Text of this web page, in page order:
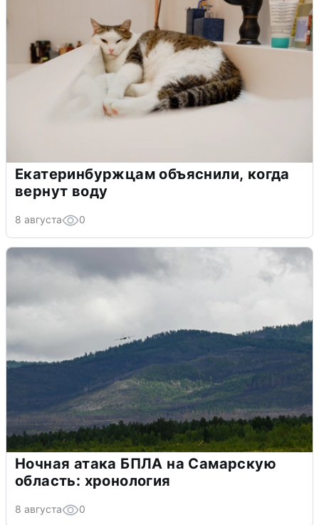
Екатеринбуржцам объяснили, когда
вернут воду
8 августа 0
Ночная атака БПЛА на Самарскую
область: хронология
8 августа 0